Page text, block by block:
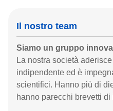
Il nostro team
Siamo un gruppo
La nostra società
indipendente ed è
scientifici. Hanno più di
hanno parecchi brevetti di